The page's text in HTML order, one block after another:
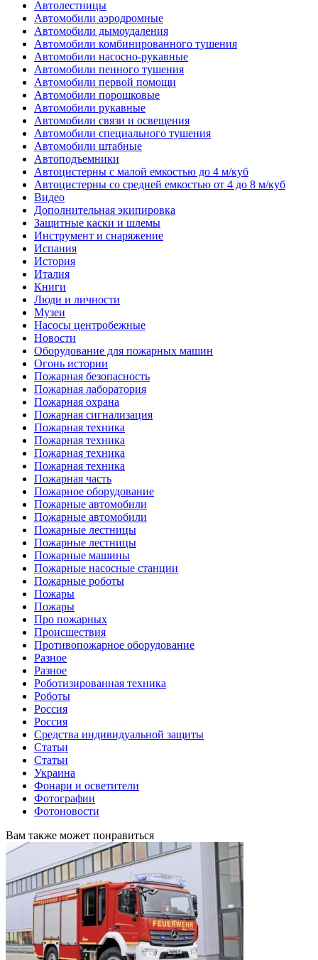
Автолестницы
Автомобили аэродромные
Автомобили дымоудаления
Автомобили комбинированного тушения
Автомобили насосно-рукавные
Автомобили пенного тушения
Автомобили первой помощи
Автомобили порошковые
Автомобили рукавные
Автомобили связи и освещения
Автомобили специального тушения
Автомобили штабные
Автоподъемники
Автоцистерны с малой емкостью до 4 м/куб
Автоцистерны со средней емкостью от 4 до 8 м/куб
Видео
Дополнительная экипировка
Защитные каски и шлемы
Инструмент и снаряжение
Испания
История
Италия
Книги
Люди и личности
Музеи
Насосы центробежные
Новости
Оборудование для пожарных машин
Огонь истории
Пожарная безопасность
Пожарная лаборатория
Пожарная охрана
Пожарная сигнализация
Пожарная техника
Пожарная техника
Пожарная техника
Пожарная техника
Пожарная часть
Пожарное оборудование
Пожарные автомобили
Пожарные автомобили
Пожарные лестницы
Пожарные лестницы
Пожарные машины
Пожарные насосные станции
Пожарные роботы
Пожары
Пожары
Про пожарных
Происшествия
Противопожарное оборудование
Разное
Разное
Роботизированная техника
Роботы
Россия
Россия
Средства индивидуальной защиты
Статьи
Статьи
Украина
Фонари и осветители
Фотографии
Фотоновости
Вам также может понравиться